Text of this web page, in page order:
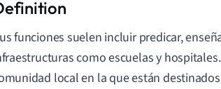
funciones suelen incluir predicar,
como escuelas y
local en la que están